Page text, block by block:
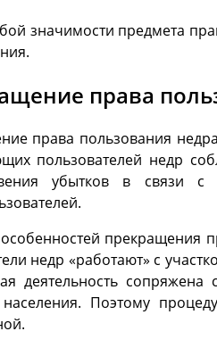
значимости предмета
права
права пользования
пользователей недр
убытков в связи с
прекращения
недр «работают» с
деятельность
населения. Поэтому